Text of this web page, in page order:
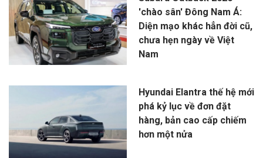
'chào sân' Đông Nam Á:
Diện mạo khác hẳn đời cũ,
chưa hẹn ngày về Việt
Nam
Hyundai Elantra thế hệ mới
phá kỷ lục về đơn đặt
hàng, bản cao cấp chiếm
hơn một nửa